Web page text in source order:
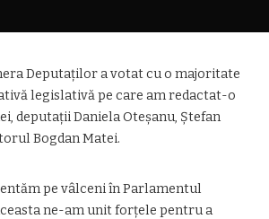
Deputaților a votat cu o majoritate
legislativă pe care am redactat-o
deputații Daniela Oteșanu, Ștefan
Bogdan Matei.
pe vâlceni în Parlamentul
ne-am unit forțele pentru a